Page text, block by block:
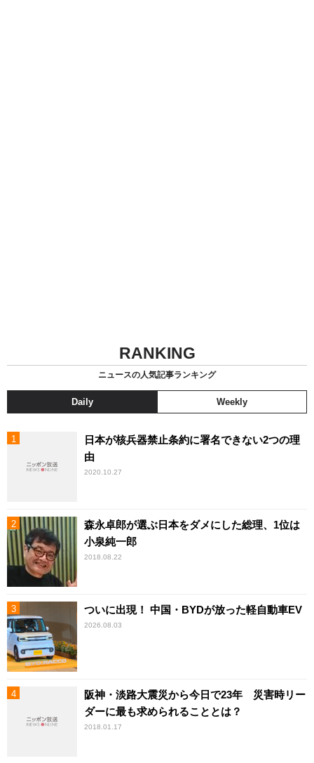
RANKING
ニュースの人気記事ランキング
Daily Weekly
日本が核兵器禁止条約に署名できない2つの理
由
2020.10.27
森永卓郎が選ぶ日本をダメにした総理、1位は
小泉純一郎
2018.08.22
ついに出現！ 中国・BYDが放った軽自動車EV
2026.08.03
阪神・淡路大震災から今日で23年 災害時リー
ダーに最も求められることとは？
2018.01.17